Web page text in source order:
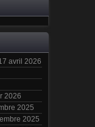
avril 2026
2026
2025
2025